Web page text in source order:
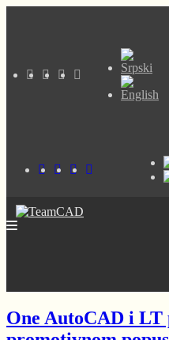
One AutoCAD i LT